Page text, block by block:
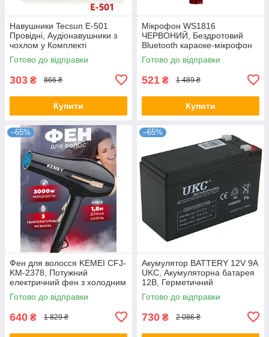
Навушники Tecsun E-501
Провідні, Аудіонавушники з
чохлом у Комплекті
Готово до відправки
303 ₴ 866 ₴
Купити
Мікрофон WS1816
ЧЕРВОНИЙ, Бездротовий
Bluetooth караоке-мікрофон
Готово до відправки
521 ₴ 1 489 ₴
Купити
–65%
Фен для волосся KEMEI CFJ-
KM-2378, Потужний
електричний фен з холодним
і гарячим режимами
Готово до відправки
640 ₴ 1 829 ₴
–65%
Акумулятор BATTERY 12V 9A
UKC, Акумуляторна батарея
12В, Герметичний
акумулятор
Готово до відправки
730 ₴ 2 086 ₴